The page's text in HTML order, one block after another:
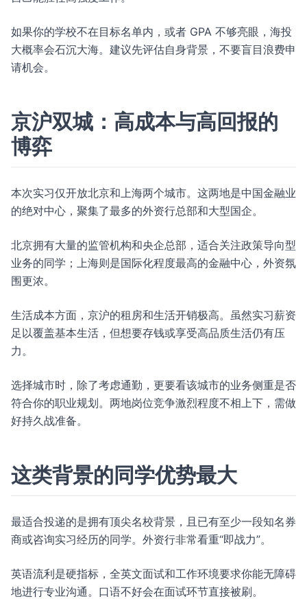
如果你的学校不在目标名单内，或者 GPA 不够亮眼，海投
大概率会石沉大海。建议先评估自身背景，不要盲目浪费申
请机会。
京沪双城：高成本与高回报的
博弈
本次实习仅开放北京和上海两个城市。这两地是中国金融业
的绝对中心，聚集了最多的外资行总部和大型国企。
北京拥有大量的监管机构和央企总部，适合关注政策导向型
业务的同学；上海则是国际化程度最高的金融中心，外资氛
围更浓。
生活成本方面，京沪的租房和生活开销极高。虽然实习薪资
足以覆盖基本生活，但想要存钱或享受高品质生活仍有压
力。
选择城市时，除了考虑通勤，更要看该城市的业务侧重是否
符合你的职业规划。两地岗位竞争激烈程度不相上下，需做
好持久战准备。
这类背景的同学优势最大
最适合投递的是拥有顶尖名校背景，且已有至少一段知名券
商或咨询实习经历的同学。外资行非常看重“即战力”。
英语流利是硬指标，全英文面试和工作环境要求你能无障碍
地进行专业沟通。口语不好会在面试环节直接被刷。